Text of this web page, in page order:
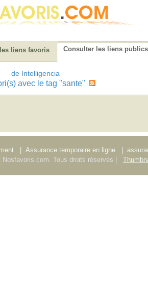
liens favoris Consulter les liens publics
de Intelligencia
avec le tag "sante"
Assurance temporaire en ligne
Tous droits réservés |